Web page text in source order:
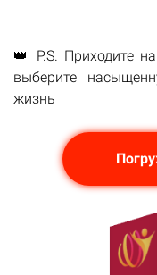
👑 P.S. Приходите
выберите
жизнь